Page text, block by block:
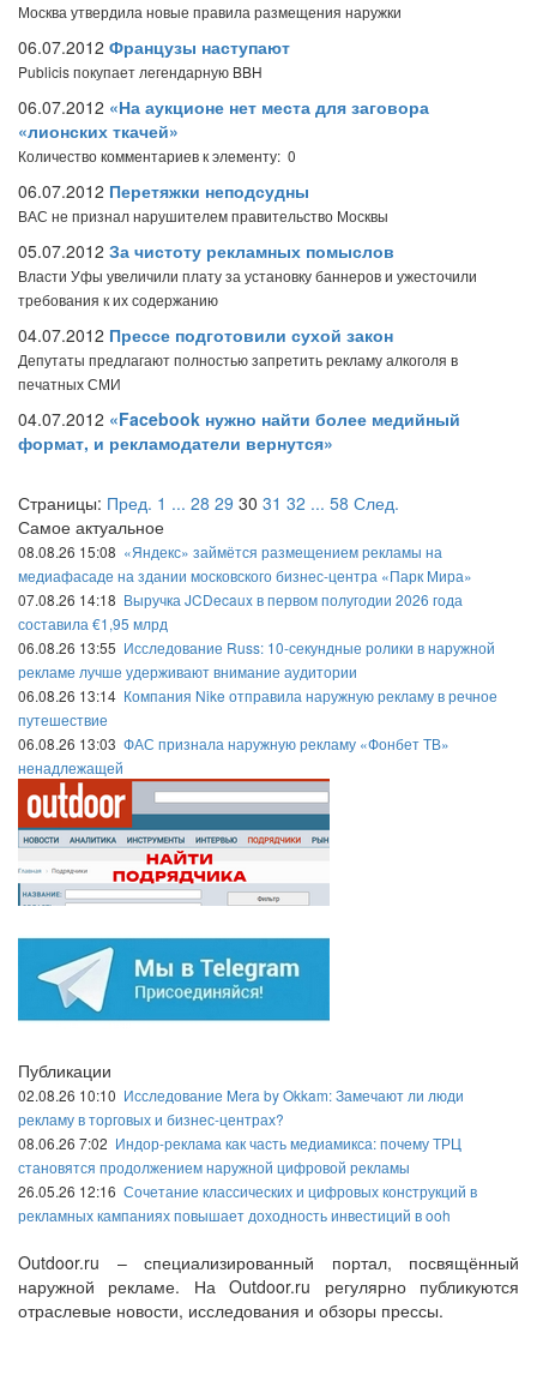
Москва утвердила новые правила размещения наружки
06.07.2012 Французы наступают
Publicis покупает легендарную BBH
06.07.2012 «На аукционе нет места для заговора
«лионских ткачей»
Количество комментариев к элементу: 0
06.07.2012 Перетяжки неподсудны
ВАС не признал нарушителем правительство Москвы
05.07.2012 За чистоту рекламных помыслов
Власти Уфы увеличили плату за установку баннеров и ужесточили
требования к их содержанию
04.07.2012 Прессе подготовили сухой закон
Депутаты предлагают полностью запретить рекламу алкоголя в
печатных СМИ
04.07.2012 «Facebook нужно найти более медийный
формат, и рекламодатели вернутся»
Страницы: Пред. 1 ... 28 29 30 31 32 ... 58 След.
Самое актуальное
08.08.26 15:08 «Яндекс» займётся размещением рекламы на
медиафасаде на здании московского бизнес-центра «Парк Мира»
07.08.26 14:18 Выручка JCDecaux в первом полугодии 2026 года
составила €1,95 млрд
06.08.26 13:55 Исследование Russ: 10-секундные ролики в наружной
рекламе лучше удерживают внимание аудитории
06.08.26 13:14 Компания Nike отправила наружную рекламу в речное
путешествие
06.08.26 13:03 ФАС признала наружную рекламу «Фонбет ТВ»
ненадлежащей
Публикации
02.08.26 10:10 Исследование Mera by Okkam: Замечают ли люди
рекламу в торговых и бизнес-центрах?
08.06.26 7:02 Индор-реклама как часть медиамикса: почему ТРЦ
становятся продолжением наружной цифровой рекламы
26.05.26 12:16 Сочетание классических и цифровых конструкций в
рекламных кампаниях повышает доходность инвестиций в ooh
Outdoor.ru – специализированный портал, посвящённый
наружной рекламе. На Outdoor.ru регулярно публикуются
отраслевые новости, исследования и обзоры прессы.